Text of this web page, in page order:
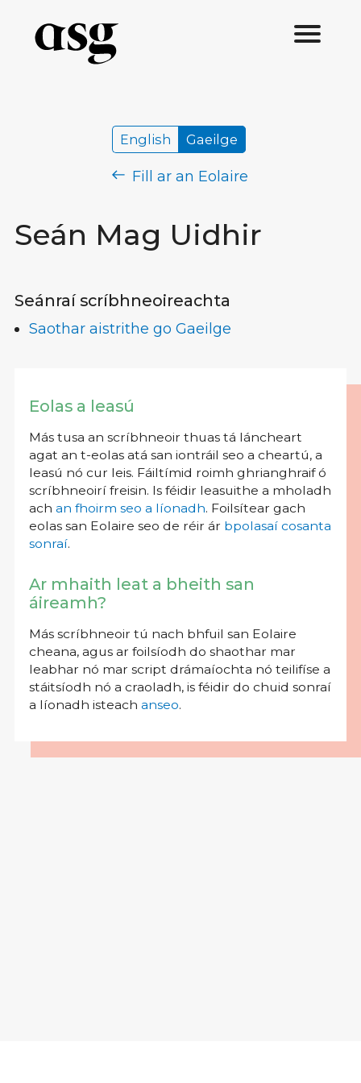
Seán Mag Uidhir
English Gaeilge
Fill ar an Eolaire
Seánraí scríbhneoireachta
Saothar aistrithe go Gaeilge
Eolas a leasú
Más tusa an scríbhneoir thuas tá láncheart
agat an t-eolas atá san iontráil seo a cheartú, a
leasú nó cur leis. Fáiltímid roimh ghrianghraif ó
scríbhneoirí freisin. Is féidir leasuithe a mholadh
ach an fhoirm seo a líonadh. Foilsítear gach
eolas san Eolaire seo de réir ár bpolasaí cosanta
sonraí.
Ar mhaith leat a bheith san
áireamh?
Más scríbhneoir tú nach bhfuil san Eolaire
cheana, agus ar foilsíodh do shaothar mar
leabhar nó mar script drámaíochta nó teilifíse a
stáitsíodh nó a craoladh, is féidir do chuid sonraí
a líonadh isteach anseo.